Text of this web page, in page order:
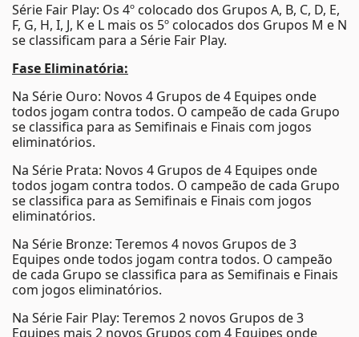
Série Fair Play: Os 4º colocado dos Grupos A, B, C, D, E,
F, G, H, I, J, K e L mais os 5º colocados dos Grupos M e N
se classificam para a Série Fair Play.
Fase Eliminatória:
Na Série Ouro: Novos 4 Grupos de 4 Equipes onde
todos jogam contra todos. O campeão de cada Grupo
se classifica para as Semifinais e Finais com jogos
eliminatórios.
Na Série Prata: Novos 4 Grupos de 4 Equipes onde
todos jogam contra todos. O campeão de cada Grupo
se classifica para as Semifinais e Finais com jogos
eliminatórios.
Na Série Bronze: Teremos 4 novos Grupos de 3
Equipes onde todos jogam contra todos. O campeão
de cada Grupo se classifica para as Semifinais e Finais
com jogos eliminatórios.
Na Série Fair Play: Teremos 2 novos Grupos de 3
Equipes mais 2 novos Grupos com 4 Equipes onde